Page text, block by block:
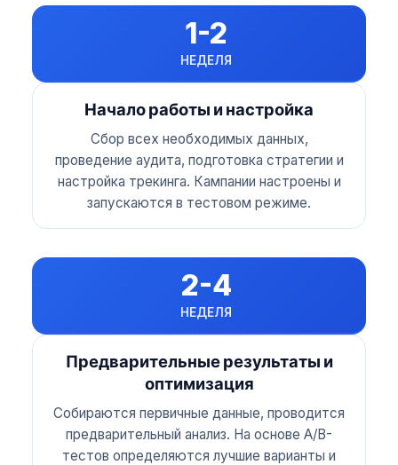
1-2
НЕДЕЛЯ
Начало работы и настройка
Сбор всех необходимых данных,
проведение аудита, подготовка стратегии и
настройка трекинга. Кампании настроены и
запускаются в тестовом режиме.
2-4
НЕДЕЛЯ
Предварительные результаты и
оптимизация
Собираются первичные данные, проводится
предварительный анализ. На основе A/B-
тестов определяются лучшие варианты и